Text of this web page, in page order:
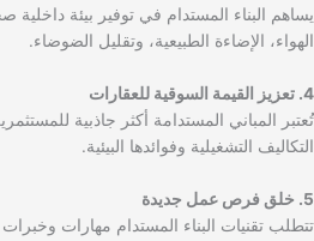
يساهم البناء المستدام في توفير بيئة
الهواء، الإضاءة الطبيعية، وتقليل الضوضاء.
4. تعزيز القيمة السوقية للعقارات
تُعتبر المباني المستدامة أكثر جاذبية
التكاليف التشغيلية وفوائدها البيئية.
5. خلق فرص عمل جديدة
تتطلب تقنيات البناء المستدام مهارات